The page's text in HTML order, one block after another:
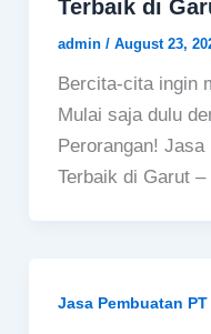
Terbaik di
admin / August 23,
Bercita-cita ingin
Mulai saja dulu
Perorangan! Jasa
Terbaik di Garut –
Jasa Pembuatan PT